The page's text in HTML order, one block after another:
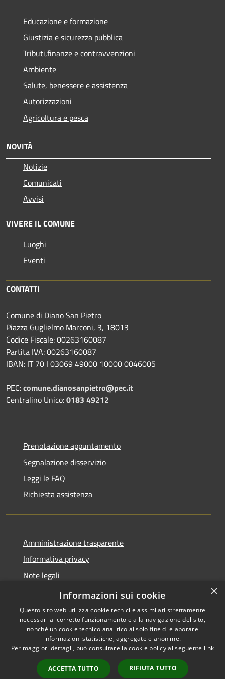
Educazione e formazione
Giustizia e sicurezza pubblica
Tributi,finanze e contravvenzioni
Ambiente
Salute, benessere e assistenza
Autorizzazioni
Agricoltura e pesca
NOVITÀ
Notizie
Comunicati
Avvisi
VIVERE IL COMUNE
Luoghi
Eventi
CONTATTI
Comune di Diano San Pietro
Piazza Guglielmo Marconi, 3, 18013
Codice Fiscale: 00263160087
Partita IVA: 00263160087
IBAN: IT 70 I 03069 49000 10000 0046005
PEC:comune.dianosanpietro@pec.it
Centralino Unico:0183 49212
Prenotazione appuntamento
Segnalazione disservizio
Leggi le FAQ
Richiesta assistenza
Amministrazione trasparente
Informativa privacy
Note legali
Dichiarazione di accessibilità
Accessibilità
Copyright © 2026 • Comune di
Diano San Pietro • Powered by
Municipium•
Accesso
×
Informazioni sui cookie
Questo sito web utilizza cookie tecnici e assimilati strettamente
necessari al corretto funzionamento e alla navigazione del sito,
nonché un cookie tecnico analitico al solo fine di elaborare
informazioni statistiche, aggregate e anonime.
Per maggiori dettagli, può consultare la cookie policy al seguente link
ACCETTA TUTTO RIFIUTA TUTTO